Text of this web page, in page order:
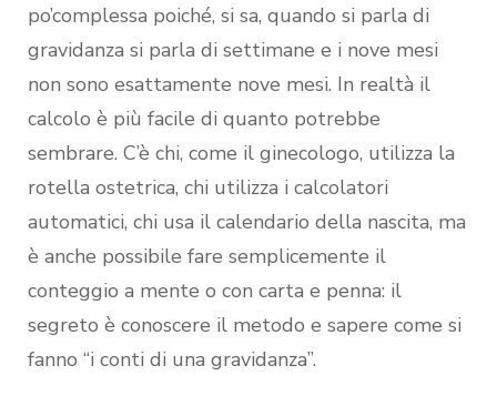
po’complessa poiché, si sa, quando si parla di
gravidanza si parla di settimane e i nove mesi
non sono esattamente nove mesi. In realtà il
calcolo è più facile di quanto potrebbe
sembrare. C’è chi, come il ginecologo, utilizza la
rotella ostetrica, chi utilizza i calcolatori
automatici, chi usa il calendario della nascita, ma
è anche possibile fare semplicemente il
conteggio a mente o con carta e penna: il
segreto è conoscere il metodo e sapere come si
fanno “i conti di una gravidanza”.